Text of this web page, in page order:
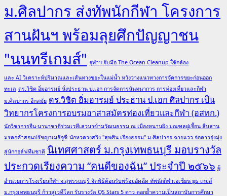
ม.ศิลปากร ส่งทัพนักกีฬา โครงการ
สานฝันฯ พร้อมลุยศึกปัญญาชน
"นนทรีเกมส์" จุฬาฯ จับมือ The Ocean Cleanup ใช้กล้อง
และ AI วิเคราะห์ปริมาณและเส้นทางขยะในแม่น้ำ หวังวางแนวทางการจัดการขยะก่อนออก
ทะเล ดร.วิชิต อิ่มอารมย์ นั่งประธาน ป.เอก การจัดการนันทนาการ การท่องเที่ยวและกีฬา
ม.ศิลปากร อีกสมัย ดร.วิชิต อิ่มอารมย์ ประธาน ป.เอก ศิลปากร เป็น
วิทยากรโครงการอบรมอาสาสมัครท่องเที่ยวและกีฬา (อสทก.)
นักวิชาการจีน-นานาชาติร่วมเวทีเสวนาข้ามวัฒนธรรม ณ เมืองหนานผิง มณฑลฝูเจี้ยน สืบสาน
มรดกคำสอนปรัชญาเมธีจูซี นักหวดวงสวิง "สุพศิน เรืองธรรม" ม.ศิลปากร ฉายแวว จ่อดาวรุ่งมุ่ง
สู่นักกอล์ฟทีมชาติ นิเทศศาสตร์ ม.กรุงเทพธนบุรี มอบรางวัล
ประกวดเรียงความ “คนดีของฉัน” ประจำปี ๒๕๖๖ ผู้
อำนวยการโรงเรียนกีฬา จ.สุพรรณบุรี จัดพิธีต้อนรับพร้อมอัดฉีด ทัพนักกีฬาเอเชียน ยูธ เกมส์
ม.กรุงเทพธนบุรี ก้าวสู่เวทีโลก รับรางวัล QS Stars 5 ดาว ตอกย้ำความเป็นสถาบันการศึกษา